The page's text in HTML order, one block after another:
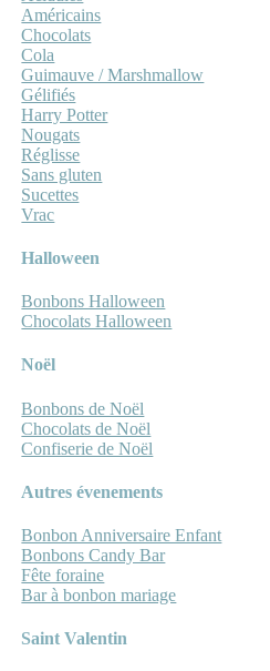
Américains
Chocolats
Cola
Guimauve / Marshmallow
Gélifiés
Harry Potter
Nougats
Réglisse
Sans gluten
Sucettes
Vrac
Halloween
Bonbons Halloween
Chocolats Halloween
Noël
Bonbons de Noël
Chocolats de Noël
Confiserie de Noël
Autres évenements
Bonbon Anniversaire Enfant
Bonbons Candy Bar
Fête foraine
Bar à bonbon mariage
Saint Valentin